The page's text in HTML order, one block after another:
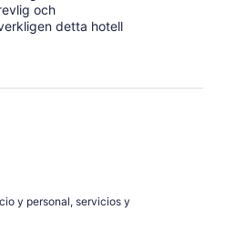
och
detta hotell
y personal, servicios y